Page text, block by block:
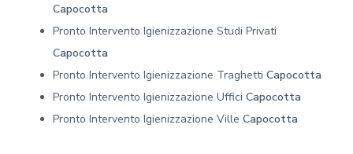
Capocotta
Pronto Intervento Igienizzazione Studi Privati
Capocotta
Pronto Intervento Igienizzazione Traghetti Capocotta
Pronto Intervento Igienizzazione Uffici Capocotta
Pronto Intervento Igienizzazione Ville Capocotta